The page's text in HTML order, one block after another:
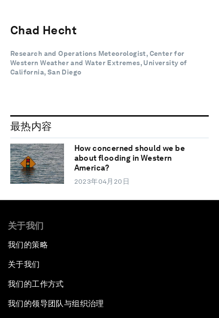
Chad Hecht
Research and Operations Meteorologist, Center for
Western Weather and Water Extremes, University of
California, San Diego
最热内容
How concerned should we be
about flooding in Western
America?
2023年04月20日
关于我们
我们的策略
关于我们
我们的工作方式
我们的领导团队与组织治理